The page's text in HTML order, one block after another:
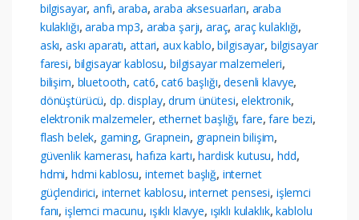
bilgisayar,anfi,araba,araba aksesuarları, araba
kulaklığı,araba mp3, araba şarjı, araç,araç kulaklığı,
askı,askı aparatı,attari, aux kablo,bilgisayar, bilgisayar
faresi, bilgisayar kablosu, bilgisayar malzemeleri,
bilişim, bluetooth,cat6,cat6 başlığı,desenli klavye,
dönüştürücü,dp. display,drum ünütesi,elektronik,
elektronik malzemeler, ethernet başlığı,fare,fare bezi,
flash belek, gaming, Grapnein, grapnein bilişim,
güvenlik kamerası,hafıza kartı,hardisk kutusu,hdd,
hdmi,hdmi kablosu,internet başlığ, internet
güçlendirici, internet kablosu,internet pensesi, işlemci
fanı,işlemci macunu, ışıklı klavye, ışıklı kulaklık,kablolu